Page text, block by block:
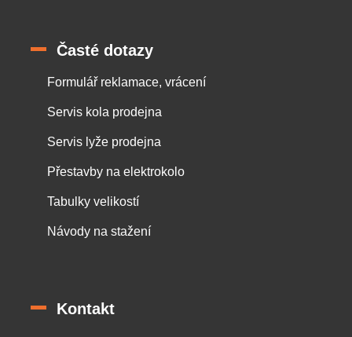
Časté dotazy
Formulář reklamace, vrácení
Servis kola prodejna
Servis lyže prodejna
Přestavby na elektrokolo
Tabulky velikostí
Návody na stažení
Kontakt